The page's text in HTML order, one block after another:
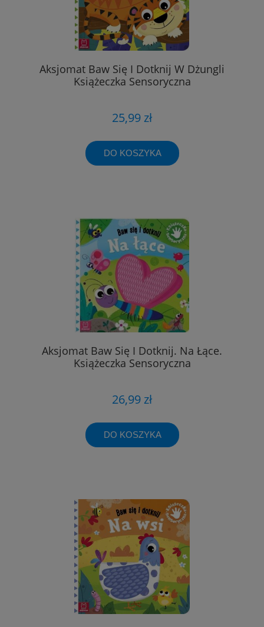
Aksjomat Baw Się I Dotknij W Dżungli
Książeczka Sensoryczna
25,99 zł
DO KOSZYKA
Aksjomat Baw Się I Dotknij. Na Łące.
Książeczka Sensoryczna
26,99 zł
DO KOSZYKA